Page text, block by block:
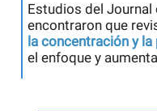
Estudios del
encontraron que
la concentración y
el enfoque y